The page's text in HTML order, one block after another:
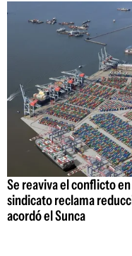
Se reaviva el conflicto
sindicato reclama
acordó el Sunca